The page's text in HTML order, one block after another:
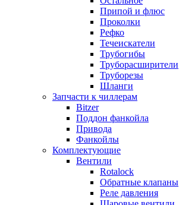
Припой и флюс
Проколки
Рефко
Течеискатели
Трубогибы
Труборасширители
Труборезы
Шланги
Запчасти к чиллерам
Bitzer
Поддон фанкойла
Привода
Фанкойлы
Комплектующие
Вентили
Rotalock
Обратные клапаны
Реле давления